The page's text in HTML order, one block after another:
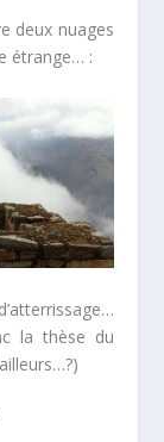
deux nuages
étrange… :
la thèse du